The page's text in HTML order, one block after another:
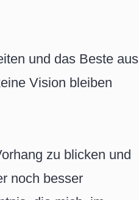
und das Beste aus
Vision bleiben
zu blicken und
noch besser